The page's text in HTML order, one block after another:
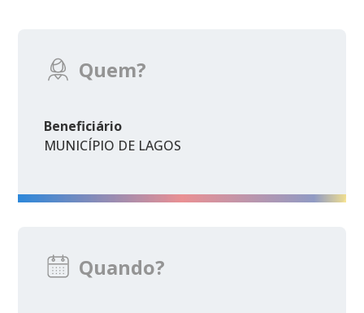
Quem?
Beneficiário
MUNICÍPIO DE LAGOS
Quando?